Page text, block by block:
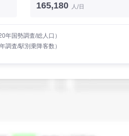
165,180 人/日
国勢調査/総人口）
査/駅別乗降客数）